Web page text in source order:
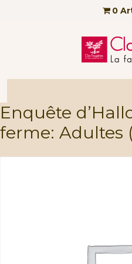
Passer au contenu principal
0
Enquête
ferme: Adultes